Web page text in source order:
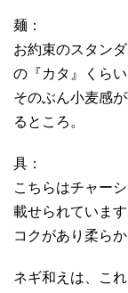
麺：
お約束のスタン
の『カタ』くら
そのぶん小麦感
るところ。
具：
こちらはチャー
載せられていま
コクがあり柔ら
ネギ和えは、こ